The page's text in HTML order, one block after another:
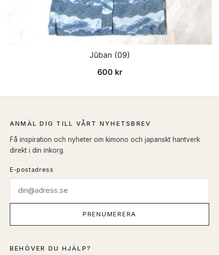
Jūban (09)
600 kr
ANMÄL DIG TILL VÅRT NYHETSBREV
Få inspiration och nyheter om kimono och japanskt hantverk
direkt i din inkorg.
E-postadress
PRENUMERERA
BEHÖVER DU HJÄLP?